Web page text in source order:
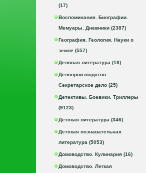
(17)
Воспоминания. Биографии.
Мемуары. Дневники (2387)
География. Геология. Науки о
земле (557)
Деловая литература (18)
Делопроизводство.
Секретарское дело (25)
Детективы. Боевики. Триллеры
(9123)
Детская литература (346)
Детская познавательная
литература (5053)
Домоводство. Кулинария (16)
Домоводство. Легкая